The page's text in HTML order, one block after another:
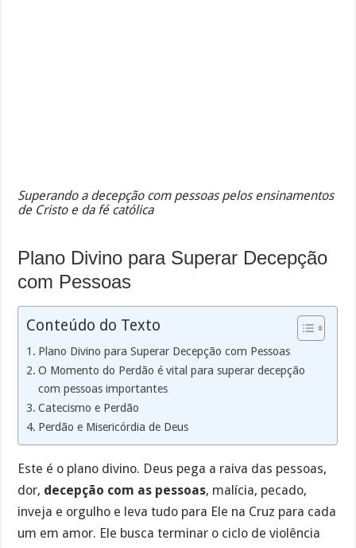
Superando a decepção com pessoas pelos ensinamentos
de Cristo e da fé católica
Plano Divino para Superar Decepção
com Pessoas
Conteúdo do Texto
Plano Divino para Superar Decepção com Pessoas
O Momento do Perdão é vital para superar decepção
com pessoas importantes
Catecismo e Perdão
Perdão e Misericórdia de Deus
Este é o plano divino. Deus pega a raiva das pessoas,
dor, decepção com as pessoas, malícia, pecado,
inveja e orgulho e leva tudo para Ele na Cruz para cada
um em amor. Ele busca terminar o ciclo de violência